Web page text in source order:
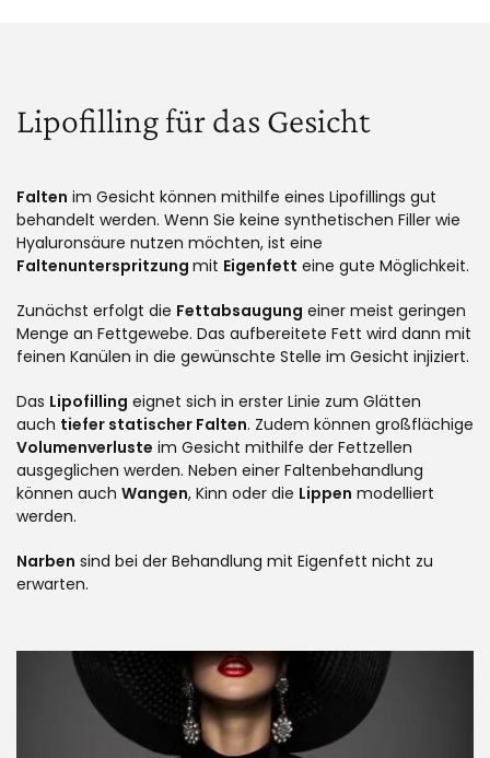
Lipofilling für das Gesicht
Falten im Gesicht können mithilfe eines Lipofillings gut
behandelt werden. Wenn Sie keine synthetischen Filler wie
Hyaluronsäure nutzen möchten, ist eine
Faltenunterspritzung mit Eigenfett eine gute Möglichkeit.
Zunächst erfolgt die Fettabsaugung einer meist geringen
Menge an Fettgewebe. Das aufbereitete Fett wird dann mit
feinen Kanülen in die gewünschte Stelle im Gesicht injiziert.
Das Lipofilling eignet sich in erster Linie zum Glätten
auch tiefer statischer Falten. Zudem können großflächige
Volumenverluste im Gesicht mithilfe der Fettzellen
ausgeglichen werden. Neben einer Faltenbehandlung
können auch Wangen, Kinn oder die Lippen modelliert
werden.
Narben sind bei der Behandlung mit Eigenfett nicht zu
erwarten.